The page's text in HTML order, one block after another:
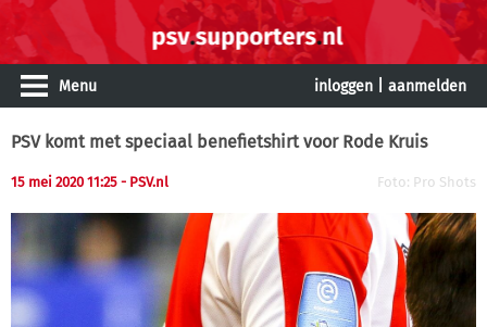
Menu inloggen aanmelden
PSV komt met speciaal benefietshirt voor Rode Kruis
15 mei 2020 11:25 - PSV.nl Foto: Pro Shots